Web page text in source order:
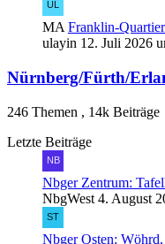
MA Franklin-
ulayin 12. Juli 2026
Nürnberg/Fürth/
246 Themen , 14k Beiträge
Letzte Beiträge
Nbger Zentrum:
NbgWest 4. August
Nbger Osten: